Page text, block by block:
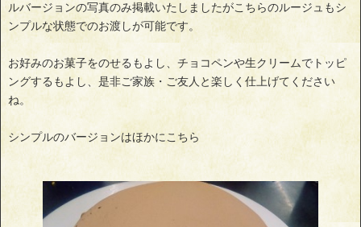
ルバージョンの写真のみ掲載いたしましたがこちらのルージュもシ
ンプルな状態でのお渡しが可能です。
お好みのお菓子をのせるもよし、チョコペンや生クリームでトッピ
ングするもよし、是非ご家族・ご友人と楽しく仕上げてください
ね。
シンプルのバージョンはほかにこちら